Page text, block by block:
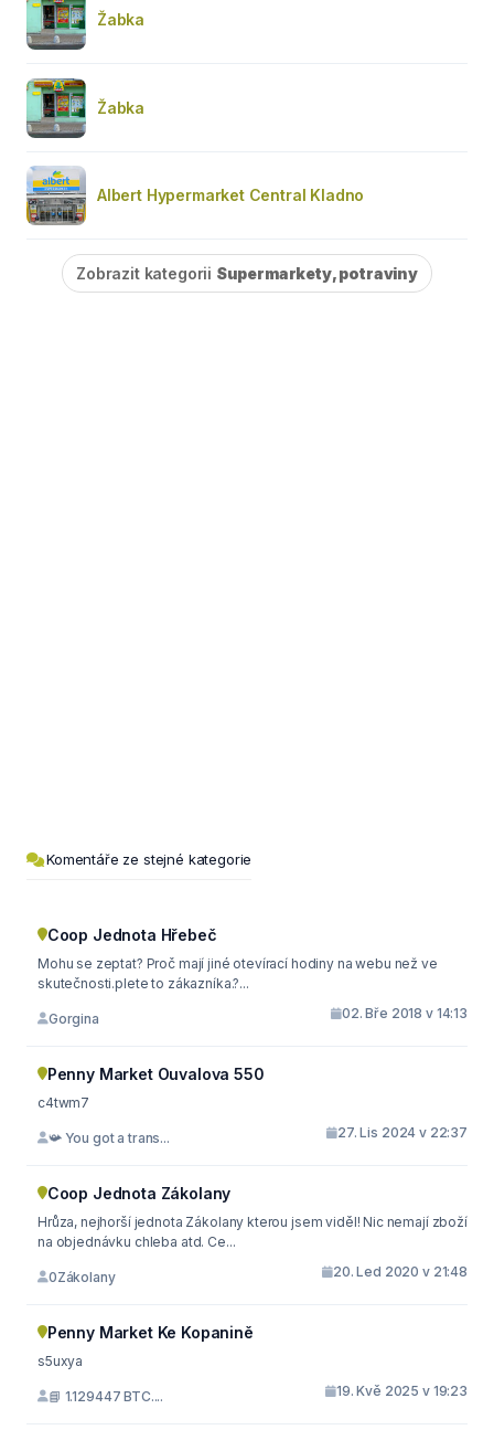
Žabka
Žabka
Albert Hypermarket Central Kladno
Zobrazit kategorii Supermarkety, potraviny
Komentáře ze stejné kategorie
Coop Jednota Hřebeč
Mohu se zeptat? Proč mají jiné otevírací hodiny na webu než ve
skutečnosti.plete to zákazníka.?...
Gorgina 02. Bře 2018 v 14:13
Penny Market Ouvalova 550
c4twm7
📯 You got a trans... 27. Lis 2024 v 22:37
Coop Jednota Zákolany
Hrůza, nejhorší jednota Zákolany kterou jsem viděl! Nic nemají zboží
na objednávku chleba atd. Ce...
0Zákolany 20. Led 2020 v 21:48
Penny Market Ke Kopanině
s5uxya
📘 1.129447 BTC.... 19. Kvě 2025 v 19:23